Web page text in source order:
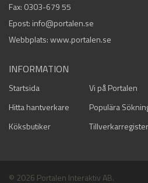
Fax: 0303-679 55
Epost: info@portalen.se
Webbplats: www.portalen.se
INFORMATION
Startsida Vi på Portalen
Hitta hantverkare
Populära
Köksbutiker
Tillverkarregister
© 2026 Portalen Interaktiv AB.